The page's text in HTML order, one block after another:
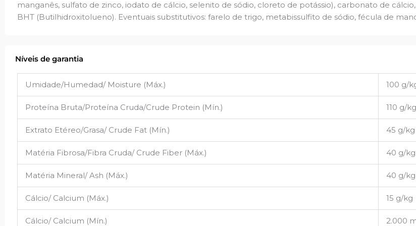
manganês, sulfato de zinco, iodato de cálcio, selenito de sódio, cloreto de potássio), carbonato de
BHT (Butilhidroxitolueno). Eventuais substitutivos: farelo de trigo, metabissulfito de sódio, fécula de
Níveis de garantia
Umidade/Humedad/ Moisture (Máx.) 100 g/
Proteína Bruta/Proteína Cruda/Crude Protein (Mín.) 110 g/kg
Extrato Etéreo/Grasa/ Crude Fat (Mín.) 45 g/kg
Matéria Fibrosa/Fibra Cruda/ Crude Fiber (Máx.) 40 g/kg
Matéria Mineral/ Ash (Máx.) 40 g/kg
Cálcio/ Calcium (Máx.) 15 g/kg
Cálcio/ Calcium (Mín.) 2.000